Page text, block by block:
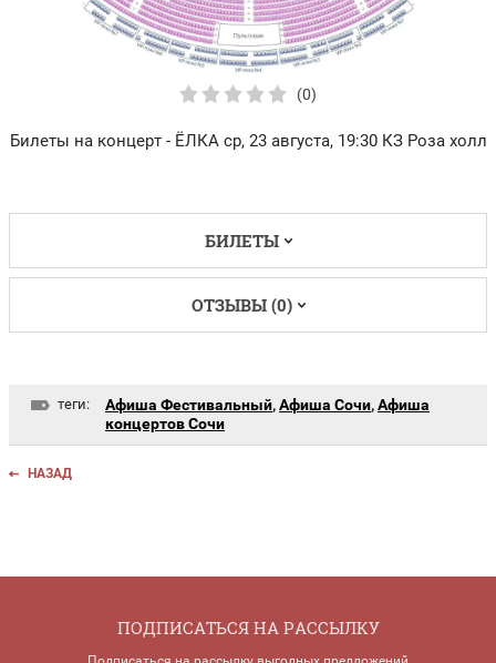
(0)
Билеты на концерт - ЁЛКА ср, 23 августа, 19:30 КЗ Роза холл
БИЛЕТЫ
ОТЗЫВЫ (0)
теги: Афиша Фестивальный,Афиша Сочи,Афиша
концертов Сочи
НАЗАД
ПОДПИСАТЬСЯ НА РАССЫЛКУ